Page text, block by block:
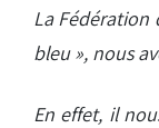
La Fédération
bleu », nous
En effet, il